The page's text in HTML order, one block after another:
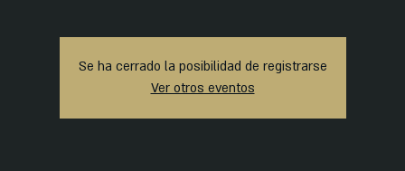
Se ha cerrado la posibilidad de registrarse
Ver otros eventos